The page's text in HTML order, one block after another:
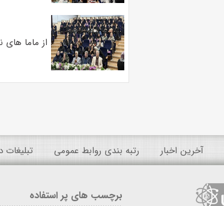
از ماما های
آخرین اخبار رتبه بندی روابط عمومی تبلیغات
برچسب های پر استفاده